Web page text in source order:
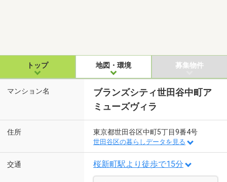
トップ 地図・環境 募集物件
マンション名
ブランズシティ世田谷中町ア
ミューズヴィラ
住所 東京都世田谷区中町5丁目9番4号
世田谷区の暮らしデータを見る
交通 桜新町駅より徒歩で15分